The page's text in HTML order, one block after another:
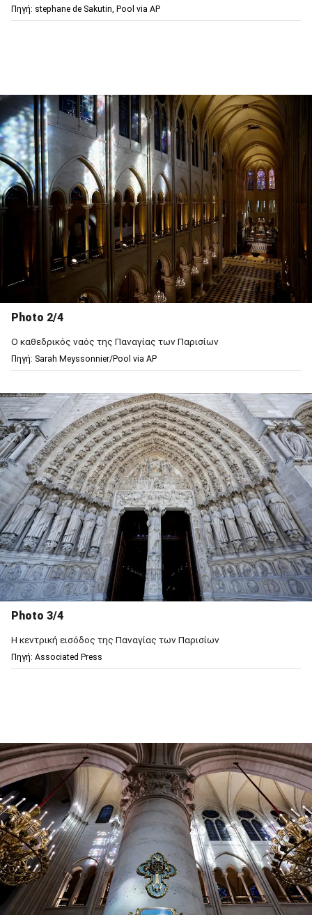
Πηγή: stephane de Sakutin, Pool via AP
Photo 2/4
Ο καθεδρικός ναός της Παναγίας των Παρισίων
Πηγή: Sarah Meyssonnier/Pool via AP
Photo 3/4
Η κεντρική εισόδος της Παναγίας των Παρισίων
Πηγή: Associated Press